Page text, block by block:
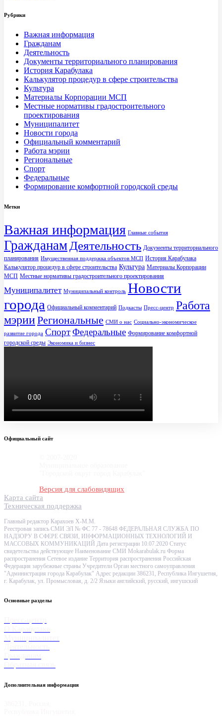
Рубрики
Важная информация
Гражданам
Деятельность
Документы территориального планирования
История Карабулака
Калькулятор процедур в сфере строительства
Культура
Материалы Корпорации МСП
Местные нормативы градостроительного
проектирования
Муниципалитет
Новости города
Официальный комментарий
Работа мэрии
Региональные
Спорт
Федеральные
Формирование комфортной городской среды
Метки
Важная информация Главные события
Гражданам Деятельность Документы территориального
планирования Имущественная поддержка объектов МСП История Карабулака
Калькулятор процедур в сфере строительства Культура Материалы Корпорации
МСП Местные нормативы градостроительного проектирования
Муниципалитет Муниципальный контроль Новости
города Официальный комментарий Подкасты Пресс-центр Работа
мэрииРегиональные СМИ о нас Социально-экономическое
развитие города СпортФедеральные Формирование комфортной
городской среды Экономика и бизнес
Официальный сайт
Версия для слабовидящих
Карта сайта
Техническая поддержка
Главный редактор Карахоев Х-М.М.
Реестровая запись СМИ ЭЛ № ФС 77 - 78648 ФЕДЕРАЛЬНАЯ СЛУЖБА ПО
НАДЗОРУ В СФЕРЕ СВЯЗИ, ИНФОРМАЦИОННЫХ ТЕХНОЛОГИЙ И
МАССОВЫХ КОММУНИКАЦИЙ Дата регистрации 10.07.2020 Статус
свидетельства действующее Наименование СМИ Mokarabulak.ru Форма
распространения Сетевое издание Территория распространения Российская
Федерация зарубежные страны Учредители Орган местного самоуправления
"Администрация города Карабулак" Адрес редакции 386231, Республика Ингушетия,
г. Карабулак, ул. Промысловая, д. 2/2 Языки английский, русский, ингушский
Основные разделы
Дополнительная информация